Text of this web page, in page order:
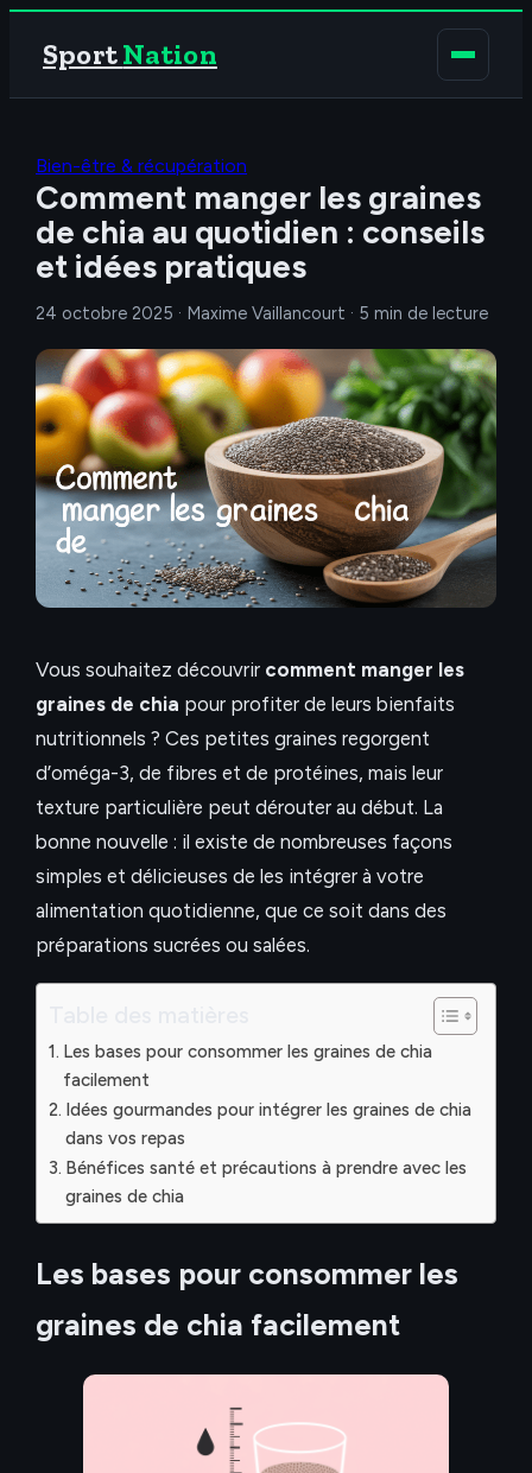
SportNation
Bien-être & récupération
Comment manger les graines
de chia au quotidien : conseils
et idées pratiques
24 octobre 2025 · Maxime Vaillancourt · 5 min de lecture
Vous souhaitez découvrir comment manger les
graines de chia pour profiter de leurs bienfaits
nutritionnels ? Ces petites graines regorgent
d’oméga-3, de fibres et de protéines, mais leur
texture particulière peut dérouter au début. La
bonne nouvelle : il existe de nombreuses façons
simples et délicieuses de les intégrer à votre
alimentation quotidienne, que ce soit dans des
préparations sucrées ou salées.
Les bases pour consommer les graines de chia
facilement
Idées gourmandes pour intégrer les graines de chia
dans vos repas
Bénéfices santé et précautions à prendre avec les
graines de chia
Les bases pour consommer les
graines de chia facilement